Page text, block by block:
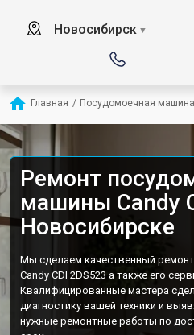
Новосибирск ▼
Главная / Посудомоечная машина
Ремонт
машины Candy
Новосибирске
Мы сделаем качественный
Candy CDI 2DS523 а также его
Квалифицированные мастера
диагностику вашей техники и
нужные ремонтные работы по